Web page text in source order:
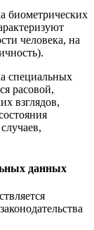
биометрических
человека, на
специальных
расовой,
взглядов,
данных